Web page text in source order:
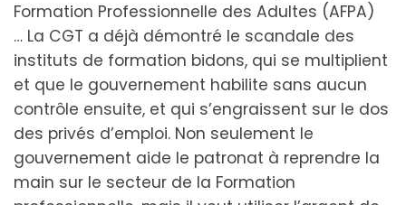
Formation Professionnelle des Adultes (AFPA)
… La CGT a déjà démontré le scandale des
instituts de formation bidons, qui se multiplient
et que le gouvernement habilite sans aucun
contrôle ensuite, et qui s’engraissent sur le dos
des privés d’emploi. Non seulement le
gouvernement aide le patronat à reprendre la
main sur le secteur de la Formation